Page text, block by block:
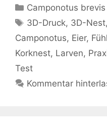
Kategorien
Camponotus
Schlagwörter
3D-Druck, 3D-Nest
Camponotus, Eier,
Korknest, Larven,
Test
Kommentar